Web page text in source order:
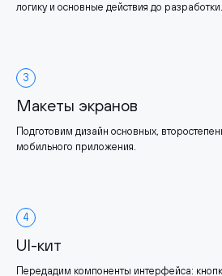
логику и основные действия до разработки.
3
Макеты экранов
Подготовим дизайн основных,
мобильного приложения.
4
UI-кит
Передадим компоненты интерфейса: